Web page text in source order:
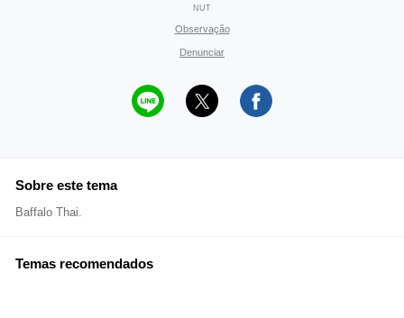
NUT
Observação
Denunciar
Sobre este tema
Baffalo Thai.
Temas recomendados